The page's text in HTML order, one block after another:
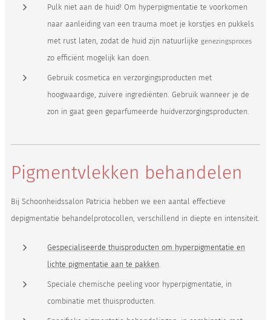
Pulk niet aan de huid! Om hyperpigmentatie te voorkomen
naar aanleiding van een trauma moet je korstjes en pukkels
met rust laten, zodat de huid zijn natuurlijke genezingsproces
zo efficiënt mogelijk kan doen.
Gebruik cosmetica en verzorgingsproducten met
hoogwaardige, zuivere ingrediënten. Gebruik wanneer je de
zon in gaat geen geparfumeerde huidverzorgingsproducten.
Pigmentvlekken behandelen
Bij Schoonheidssalon Patricia hebben we een aantal effectieve
depigmentatie behandelprotocollen, verschillend in diepte en intensiteit.
Gespecialiseerde thuisproducten om hyperpigmentatie en
lichte pigmentatie aan te pakken
Speciale chemische peeling voor hyperpigmentatie, in
combinatie met thuisproducten.